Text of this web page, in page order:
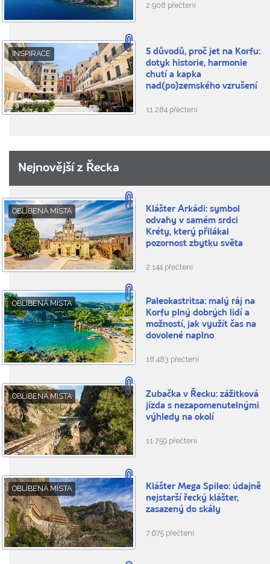
2.908 přečtení
INSPIRACE
5 důvodů, proč jet na Korfu:
dotyk historie, harmonie
chutí a kapka
nad(po)zemského vzrušení
11.284 přečtení
Nejnovější z Řecka
OBLÍBENÁ MÍSTA
Klášter Arkádi: symbol
odvahy v samém srdci
Kréty, který přilákal
pozornost zbytku světa
2.144 přečtení
OBLÍBENÁ MÍSTA
Paleokastritsa: malý ráj na
Korfu plný dobrých lidí a
možností, jak využít čas na
dovolené naplno
18.483 přečtení
OBLÍBENÁ MÍSTA
Zubačka v Řecku: zážitková
jízda s nezapomenutelnými
výhledy na okolí
11.759 přečtení
OBLÍBENÁ MÍSTA
Klášter Mega Spileo: údajně
nejstarší řecký klášter,
zasazený do skály
7.675 přečtení